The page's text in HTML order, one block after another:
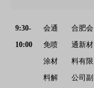
9:30-
10:00
会通
免喷
涂材
料解
合肥会
通新材
料有限
公司副